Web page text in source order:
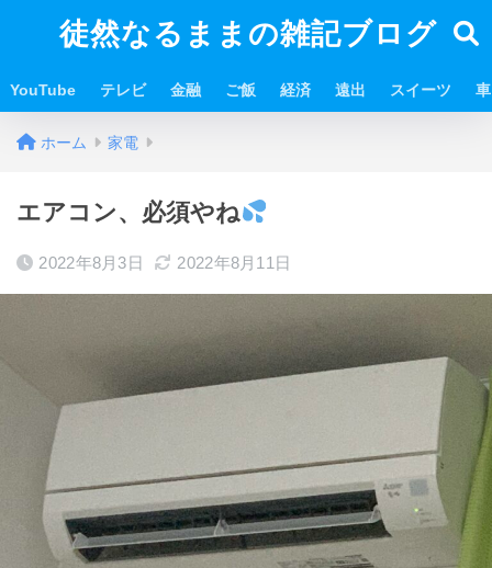
徒然なるままの雑記ブログ
YouTube テレビ 金融 ご飯 経済 遠出 スイーツ 車
ホーム 家電
エアコン、必須やね
2022年8月3日 2022年8月11日